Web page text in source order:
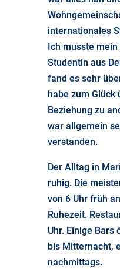
internationales
Ich musste
Studentin aus
fand es sehr
habe zum Glück
Beziehung zu
war allgemein
verstanden.
Der Alltag in
ruhig. Die
von 6 Uhr früh
Ruhezeit.
Uhr. Einige Bars
bis Mitternacht,
nachmittags.